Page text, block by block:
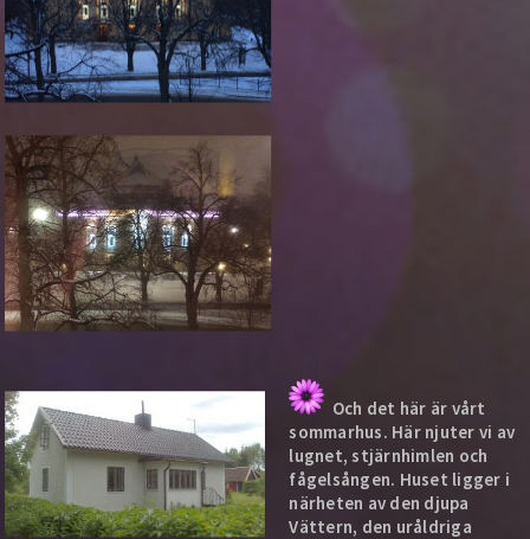
Och det här är vårt
sommarhus. Här njuter vi av
lugnet, stjärnhimlen och
fågelsången. Huset ligger i
närheten av den djupa
Vättern, den uråldriga